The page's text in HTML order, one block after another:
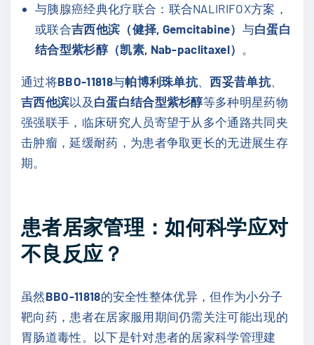
与胰腺癌经典化疗联合：联合NALIRIFOX方案，
或联合吉西他滨（健择, Gemcitabine） 与白蛋白
结合型紫杉醇（凯素, Nab-paclitaxel）
通过将BBO-11818与帕博利珠单抗 、西妥昔单抗
吉西他滨以及 白蛋白结合型紫杉醇等多种明星药物
强强联手，临床研究人员寄望于从多个通路共同夹
击肿瘤，延缓耐药，为患者争取更长的无进展生存
期。
患者居家管理：如何科学应对
不良反应？
虽然BBO-11818的安全性整体优异，但作为小分子
靶向药，患者在居家服用期间仍需关注可能出现的
胃肠道毒性。以下是针对患者的居家科学管理建